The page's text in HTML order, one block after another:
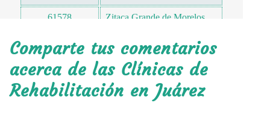
61578 Zitaca Grande de Morelos
Rodeo
Comparte tus comentarios
acerca de las Clínicas de
Rehabilitación en Juárez